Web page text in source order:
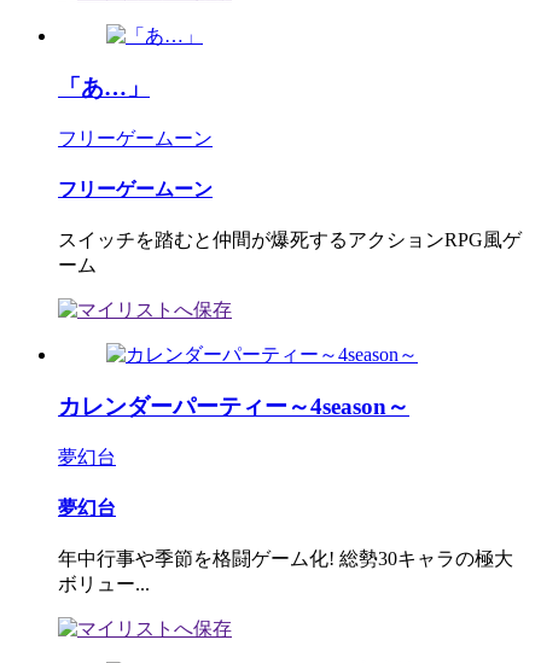
「あ…」
フリーゲームーン
フリーゲームーン
スイッチを踏むと仲間が爆死するアクションRPG風ゲ
ーム
カレンダーパーティー～4season～
夢幻台
夢幻台
年中行事や季節を格闘ゲーム化! 総勢30キャラの極大
ボリュー...